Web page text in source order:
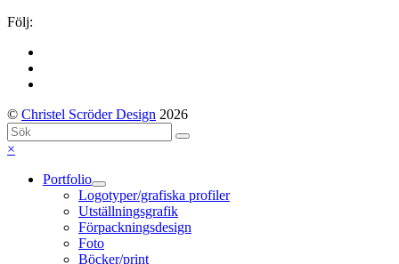
Följ:
© Christel Scröder Design 2026
Back
To
Sök
Submit
×
menuPortfolio
Logotyper/grafiska profiler
Utställningsgrafik
Förpackningsdesign
Foto
Böcker/print